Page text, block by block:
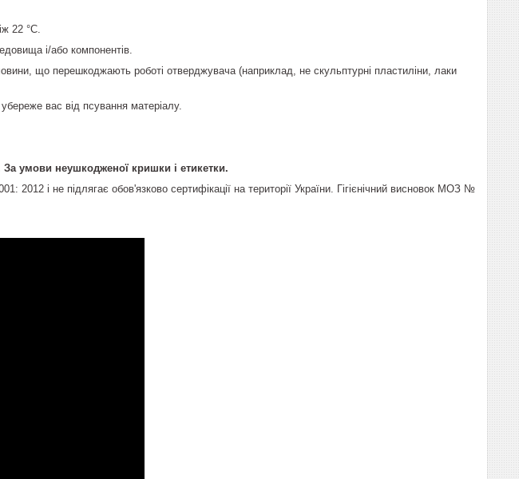
22 °С.
і/або компонентів.
що перешкоджають роботі отверджувача (наприклад, не скульптурні пластиліни, лаки
вас від псування матеріалу.
умови неушкодженої кришки і етикетки.
2012 і не підлягає обов'язково сертифікації на території України. Гігієнічний висновок МОЗ №